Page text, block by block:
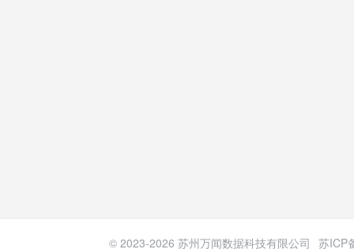
© 2023-2026 苏州万闻数据科技有限公司 苏ICP